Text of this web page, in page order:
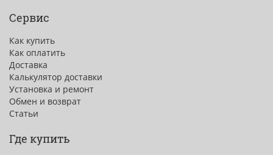
Сервис
Как купить
Как оплатить
Доставка
Калькулятор доставки
Установка и ремонт
Обмен и возврат
Статьи
Где купить